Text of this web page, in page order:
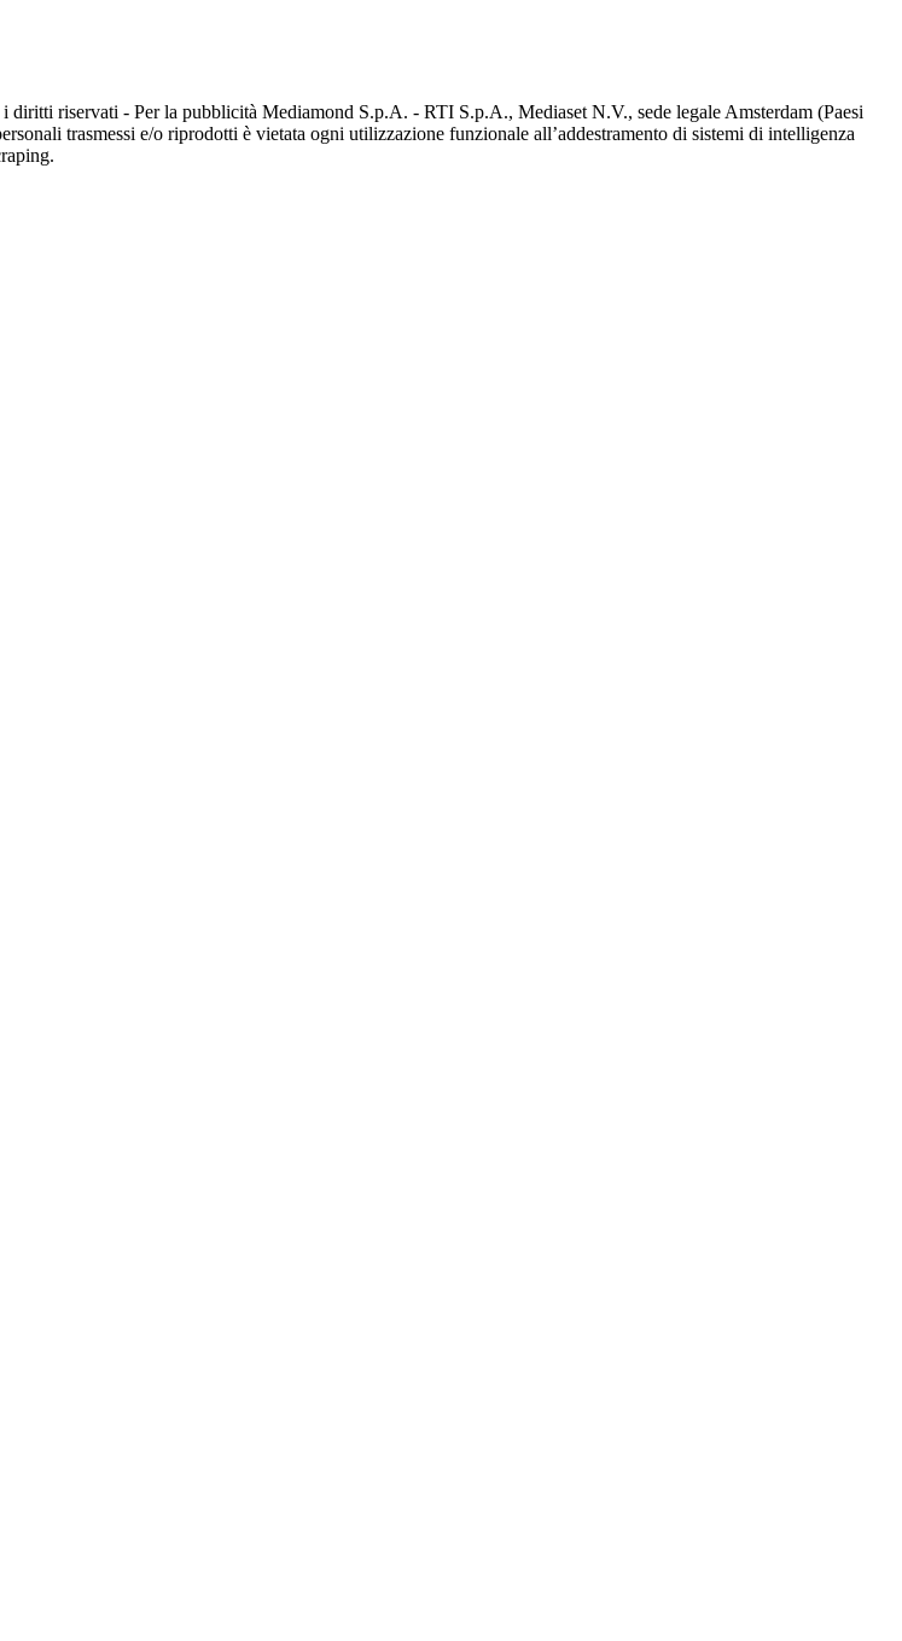
riservati - Per la pubblicità Mediamond S.p.A. - RTI S.p.A., Mediaset N.V., sede legale Amsterdam (Paesi
trasmessi e/o riprodotti è vietata ogni utilizzazione funzionale all’addestramento di sistemi di intelligenza